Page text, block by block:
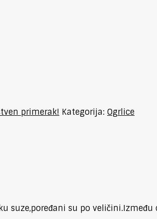
primerak! Kategorija: Ogrlice
suze,poređani su po